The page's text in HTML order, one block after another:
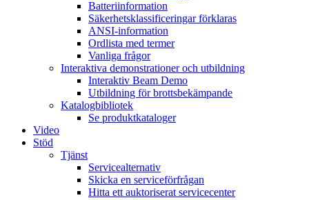
Batteriinformation
Säkerhetsklassificeringar förklaras
ANSI-information
Ordlista med termer
Vanliga frågor
Interaktiva demonstrationer och utbildning
Interaktiv Beam Demo
Utbildning för brottsbekämpande
Katalogbibliotek
Se produktkataloger
Video
Stöd
Tjänst
Servicealternativ
Skicka en serviceförfrågan
Hitta ett auktoriserat servicecenter